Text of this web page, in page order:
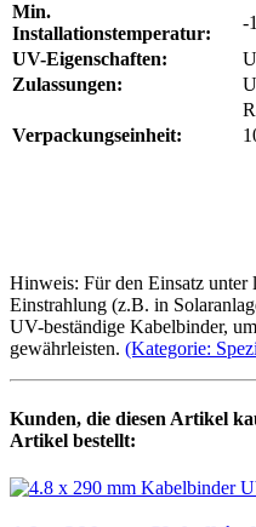
Min.
Installationstemperatur:
-
UV-Eigenschaften:
Zulassungen:
Verpackungseinheit:
Hinweis: Für den Einsatz
Einstrahlung (z.B. in
UV-beständige Kabelbinder,
gewährleisten. (Kategorie:
Kunden, die diesen Artikel
Artikel bestellt: